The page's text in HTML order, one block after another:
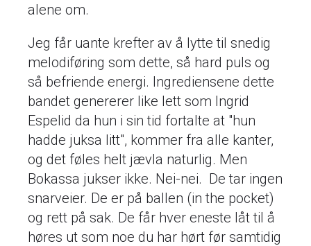
alene om.
Jeg får uante krefter av å lytte til snedig
melodiføring som dette, så hard puls og
så befriende energi. Ingrediensene dette
bandet genererer like lett som Ingrid
Espelid da hun i sin tid fortalte at "hun
hadde juksa litt", kommer fra alle kanter,
og det føles helt jævla naturlig. Men
Bokassa jukser ikke. Nei-nei. De tar ingen
snarveier. De er på ballen (in the pocket)
og rett på sak. De får hver eneste låt til å
høres ut som noe du har hørt før samtidig